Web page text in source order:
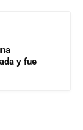
y fue